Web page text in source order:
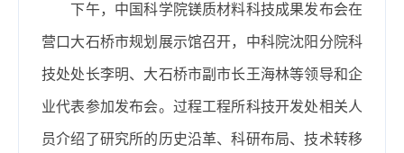
下午，中国科学院镁质材料科技成果发布会在
营口大石桥市规划展示馆召开，中科院沈阳分院科
技处处长李明、大石桥市副市长王海林等领导和企
业代表参加发布会。过程工程所科技开发处相关人
员介绍了研究所的历史沿革、科研布局、技术转移